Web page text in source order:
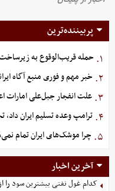
پربیننده‌ترین
۱. حمله قریب‌الوقوع به
۲. خبر مهم و فوری منبع آگاه
۳. علت انفجار جبل‌علی امارات
۴. ترامپ وعده تسلیم ایران
۵. چرا موشک‌های ایران تمام
آخرین اخبار
کدام غول نفتی بیشترین سود را